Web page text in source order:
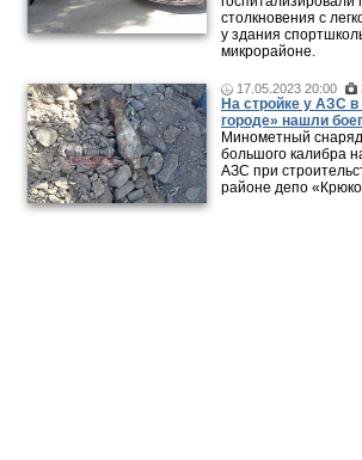
столкновения с
у здания
микрорайоне.
17.05.2023 20:00
На стройке у АЗС
городе» нашли
Минометный снаряд
большого калибра
АЗС при
районе депо